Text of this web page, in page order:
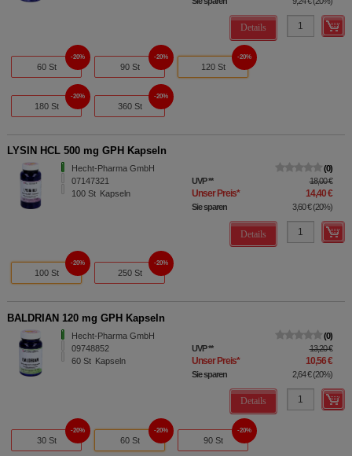
Details
60 St
20%
90 St
20%
120 St
20%
180 St
20%
360 St
20%
LYSIN HCL 500 mg GPH Kapseln
Hecht-Pharma GmbH
07147321
100 St Kapseln
0
UVP** 18,00 €
Unser Preis* 14,40 €
Sie sparen 3,60 €(20%)
Details
100 St
20%
250 St
20%
BALDRIAN 120 mg GPH Kapseln
Hecht-Pharma GmbH
09748852
60 St Kapseln
0
UVP** 13,20 €
Unser Preis* 10,56 €
Sie sparen 2,64 €(20%)
Details
30 St
20%
60 St
20%
90 St
20%